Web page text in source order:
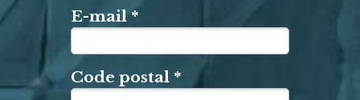
E-mail *
Code postal *